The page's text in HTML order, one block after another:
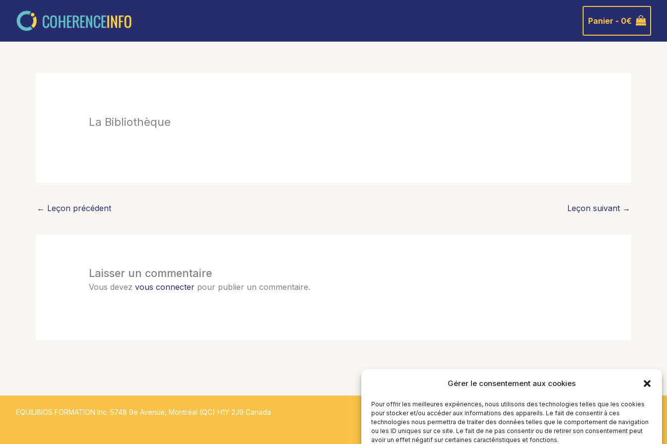
Gérer le consentement aux cookies
Pour offrir les meilleures expériences, nous utilisons des technologies telles que les cookies
pour stocker et/ou accéder aux informations des appareils. Le fait de consentir à ces
technologies nous permettra de traiter des données telles que le comportement de navigation
ou les ID uniques sur ce site. Le fait de ne pas consentir ou de retirer son consentement peut
avoir un effet négatif sur certaines caractéristiques et fonctions.
Panier - 0€
La Bibliothèque
← Leçon précédent Leçon suivant →
Laisser un commentaire
Vous devez vous connecterpour publier un commentaire.
EQUILIBIOS FORMATION Inc. 5748 9e Avenue, Montréal (QC) H1Y 2J9 Canada